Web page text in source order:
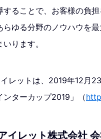
することで、お客様の負
らゆる分野のノウハウを
いります。
レットは、2019年12月
ンターカップ2019」（
アイレット株式会社 会